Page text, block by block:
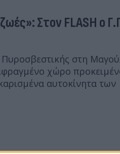
Στον FLASH ο
Πυροσβεστικής στη
χώρο
αυτοκίνητα των